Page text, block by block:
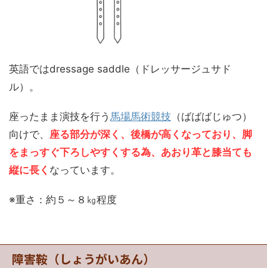
英語ではdressage saddle（ドレッサージュサド
ル）。
座ったまま演技を行う 馬場馬術競技 （ばばばじゅつ）
向けで、 座る部分が深く、後橋が高くなっており、脚
をまっすぐ下ろしやすくする為、あおり革と膝当ても
縦に長く なっています。
※重さ：約５～８㎏程度
障害鞍（しょうがいあん）